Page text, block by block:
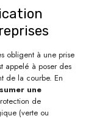
obligent à une prise
appelé à poser des
de la courbe. En
une
de
(verte ou